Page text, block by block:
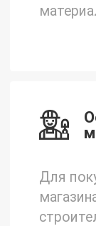
Для